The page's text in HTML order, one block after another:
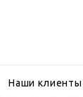
Наши клиенты